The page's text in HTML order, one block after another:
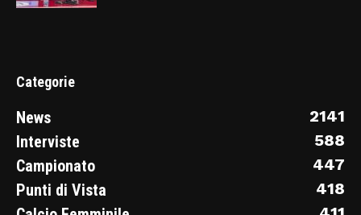
Categorie
News
2141
Interviste
588
Campionato
447
Punti di Vista
418